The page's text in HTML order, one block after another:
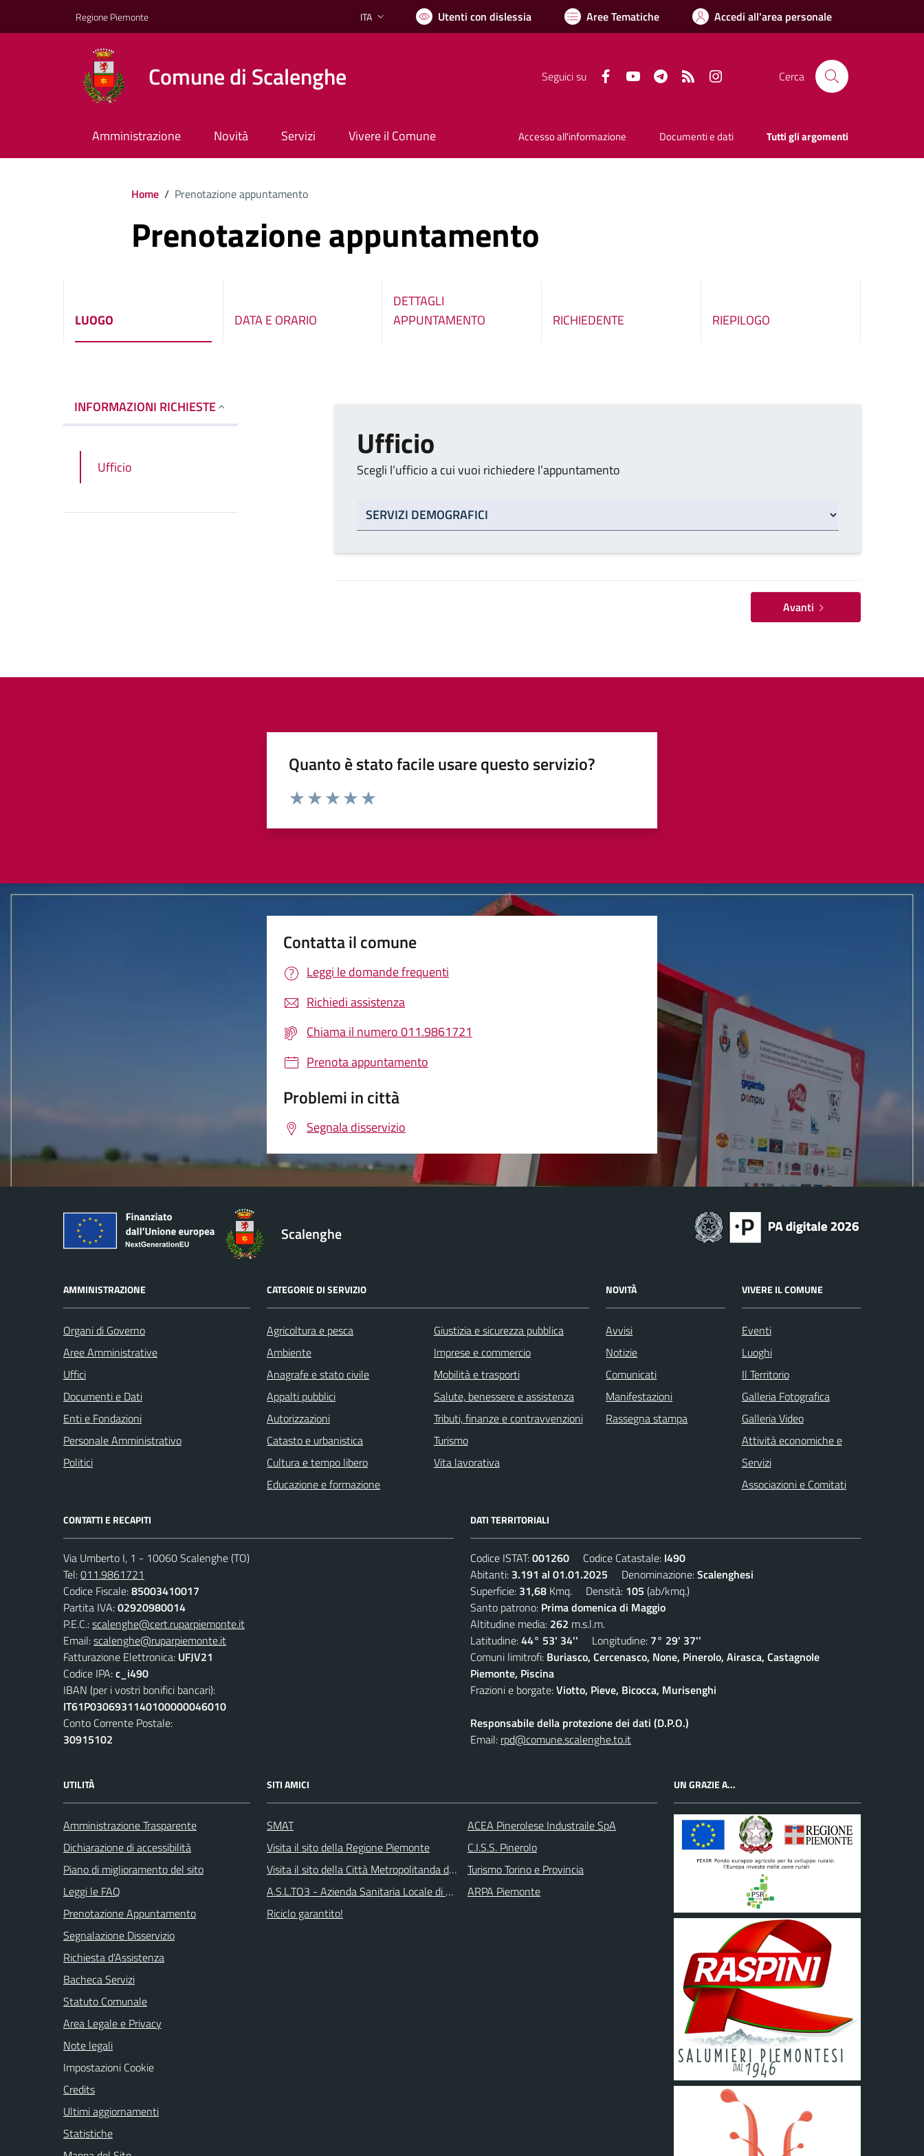
Regione Piemonte Lingua attiva:
ITA Utenti con dislessia Aree Tematiche Accedi all'area personale
Comune di Scalenghe Seguici su FacebookYouTube TelegramRSS Cerca
Amministrazione Novità Servizi Vivere il Comune Accesso all'informazione Documenti e dati Tutti gli argomenti
Home / Prenotazione appuntamento
Prenotazione appuntamento
LUOGO DATA E ORARIO
DETTAGLI
APPUNTAMENTO
RICHIEDENTE RIEPILOGO
INFORMAZIONI RICHIESTE
Ufficio
Ufficio
Scegli l’ufficio a cui vuoi richiedere l’appuntamento
Avanti
Quanto è stato facile usare questo servizio?
Valuta da 1 a 5 stelle la pagina
Contatta il comune
Leggi le domande frequenti
Richiedi assistenza
Chiama il numero 011.9861721
Prenota appuntamento
Problemi in città
Segnala disservizio
Scalenghe
AMMINISTRAZIONE
Organi di Governo
Aree Amministrative
Uffici
Documenti e Dati
Enti e Fondazioni
Personale Amministrativo
Politici
CATEGORIE DI SERVIZIO
Agricoltura e pesca
Ambiente
Anagrafe e stato civile
Appalti pubblici
Autorizzazioni
Catasto e urbanistica
Cultura e tempo libero
Educazione e formazione
Giustizia e sicurezza pubblica
Imprese e commercio
Mobilità e trasporti
Salute, benessere e assistenza
Tributi, finanze e contravvenzioni
Turismo
Vita lavorativa
NOVITÀ
Avvisi
Notizie
Comunicati
Manifestazioni
Rassegna stampa
VIVERE IL COMUNE
Eventi
Luoghi
Il Territorio
Galleria Fotografica
Galleria Video
Attività economiche e
Servizi
Associazioni e Comitati
CONTATTI E RECAPITI
Via Umberto I, 1 - 10060 Scalenghe (TO)
Tel:011.9861721
Codice Fiscale:85003410017
Partita IVA:02920980014
P.E.C.:scalenghe@cert.ruparpiemonte.it
Email:scalenghe@ruparpiemonte.it
Fatturazione Elettronica: UFJV21
Codice IPA:c_i490
IBAN (per i vostri bonifici bancari):
IT61P0306931140100000046010
Conto Corrente Postale:
30915102
DATI TERRITORIALI
Codice ISTAT:001260 Codice Catastale: I490
Abitanti: 3.191 al 01.01.2025 Denominazione:Scalenghesi
Superficie: 31,68 Kmq. Densità: 105 (ab/kmq.)
Santo patrono: Prima domenica di Maggio
Altitudine media: 262 m.s.l.m.
Latitudine:44° 53' 34'' Longitudine: 7° 29' 37''
Comuni limitrofi: Buriasco, Cercenasco, None, Pinerolo, Airasca, Castagnole
Piemonte, Piscina
Frazioni e borgate:Viotto, Pieve, Bicocca, Murisenghi
Responsabile della protezione dei dati (D.P.O.)
Email: rpd@comune.scalenghe.to.it
UTILITÀ
Amministrazione Trasparente
Dichiarazione di accessibilità
Piano di miglioramento del sito
Leggi le FAQ
Prenotazione Appuntamento
Segnalazione Disservizio
Richiesta d'Assistenza
Bacheca Servizi
Statuto Comunale
Area Legale e Privacy
Note legali
Impostazioni Cookie
Credits
Ultimi aggiornamenti
Statistiche
SITI AMICI
SMAT
Visita il sito della Regione Piemonte
Visita il sito della Città Metropolitanda di Torino
A.S.L.TO3 - Azienda Sanitaria Locale di Collegno e Pinerolo
Riciclo garantito!
ACEA Pinerolese Industraile SpA
C.I.S.S. Pinerolo
Turismo Torino e Provincia
ARPA Piemonte
UN GRAZIE A...